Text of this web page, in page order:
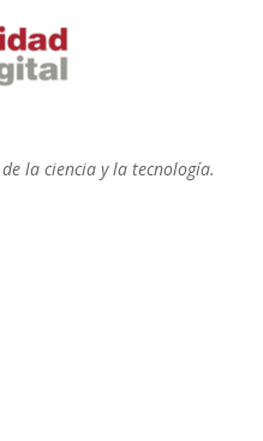
la ciencia y la tecnología.